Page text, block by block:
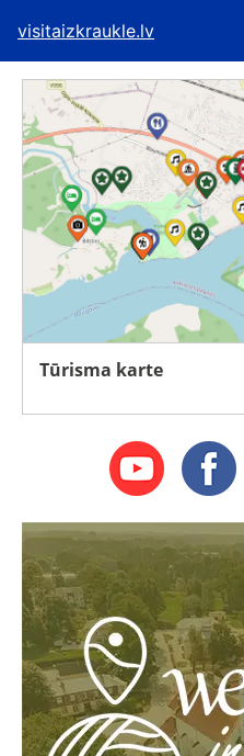
visitaizkraukle.lv
Tūrisma karte